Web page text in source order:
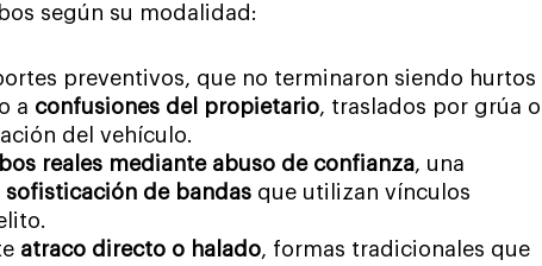
según su modalidad:
preventivos, que no terminaron siendo hurtos
a confusiones del propietario, traslados por grúa o
del vehículo.
reales mediante abuso de confianza, una
sofisticación de bandas que utilizan vínculos
atraco directo o halado, formas tradicionales que